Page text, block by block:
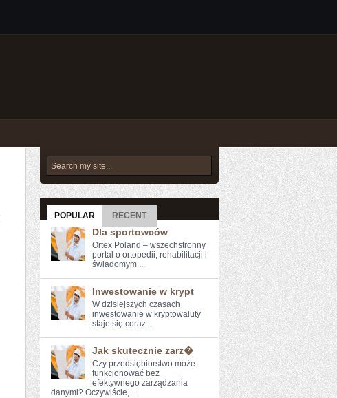
POPULAR RECENT
Dla sportowców
Ortex Poland – wszechstronny
portal o ortopedii, rehabilitacji i
świadomym ...
Inwestowanie w krypt
W ⁤dzisiejszych czasach
⁢inwestowanie w kryptowaluty
staje się coraz ...
Jak skutecznie zarz�
Czy przedsiębiorstwo może
‌funkcjonować bez
⁢efektywnego⁤ zarządzania
danymi? Oczywiście, ...